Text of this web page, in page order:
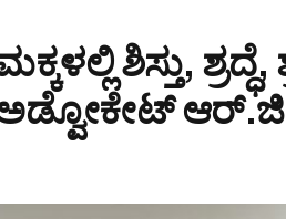
ಶಿಸ್ತು,
ಆರ್.ಜಿ